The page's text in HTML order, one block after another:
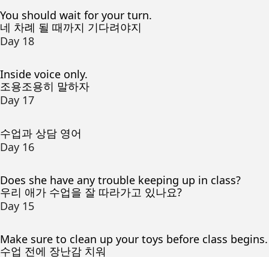
You should wait for your turn.
네 차례 될 때까지 기다려야지
Day 18
Inside voice only.
조용조용히 말하자
Day 17
수업과 상담 영어
Day 16
Does she have any trouble keeping up in class?
우리 애가 수업을 잘 따라가고 있나요?
Day 15
Make sure to clean up your toys before class begins.
수업 전에 장난감 치워